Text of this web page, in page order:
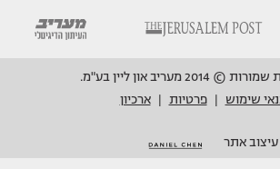
2014 מעריב און ליין בע"מ.
שימוש
פרטיות ארכיון
עיצוב אתר